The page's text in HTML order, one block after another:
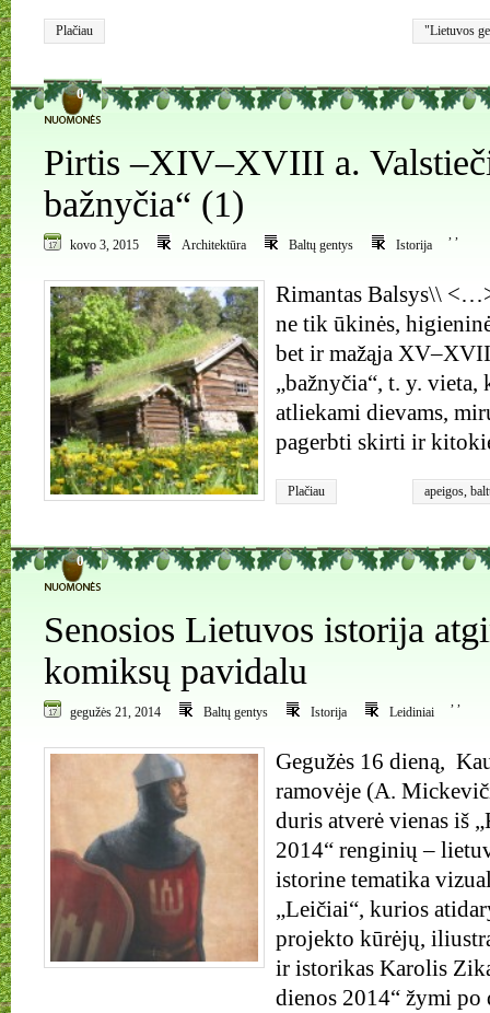
Plačiau
"Lietuvos
0
Pirtis –XIV–XVIII a.
bažnyčia“ (1)
kovo 3, 2015 Architektūra
,
Baltų gentys
,
Istorija
Rimantas Balsys\\
ne tik ūkinės,
bet ir mažąja
„bažnyčia“, t. y.
atliekami dievams,
pagerbti skirti ir
Plačiau apeigos,
0
Senosios Lietuvos istorija
komiksų pavidalu
gegužės 21, 2014 Baltų gentys
,
Istorija
,
Leidiniai
Gegužės 16 dieną,
ramovėje (A.
duris atverė vienas iš
2014“ renginių –
istorine tematika
„Leičiai“, kurios
projekto kūrėjų,
ir istorikas Karolis
dienos 2014“ žymi po